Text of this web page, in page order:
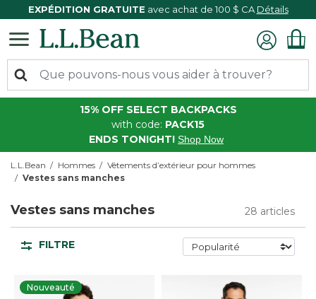
EXPÉDITION GRATUITE avec achat de 100 $ CA Détails
15% OFF SELECT BACKPACKS
with code: PACK15
ENDS TONIGHT! Shop Now
L.L.Bean Hommes
Vêtements d’extérieur pour hommes
Vestes sans manches
Vestes sans manches 28 articles
FILTRE
Nouveauté